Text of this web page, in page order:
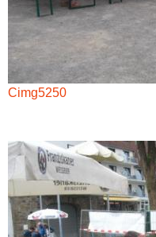
Cimg5250